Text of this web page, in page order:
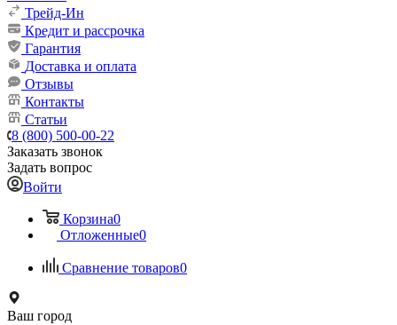
Трейд-Ин
Кредит и рассрочка
Гарантия
Доставка и оплата
Отзывы
Контакты
Статьи
8 (800) 500-00-22
Заказать звонок
Задать вопрос
Войти
Корзина0
Отложенные0
Сравнение товаров0
Ваш город